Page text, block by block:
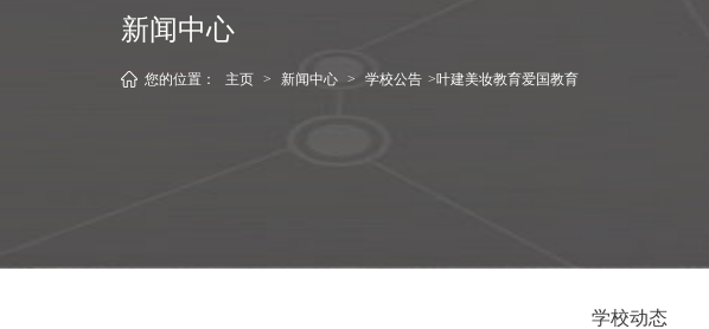
新闻中心
您的位置： 主页 > 新闻中心 > 学校公告 >叶建美妆教育爱国教育
学校动态